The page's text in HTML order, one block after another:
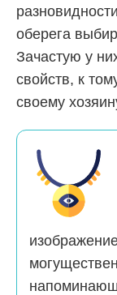
оберега
Зачастую у
свойств, к
своему